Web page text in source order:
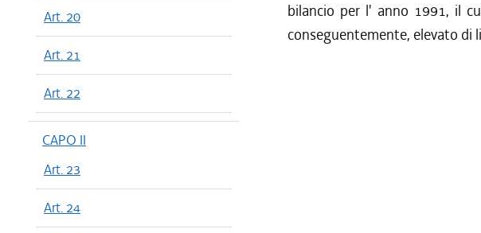
Art. 20
Art. 21
Art. 22
CAPO II
Art. 23
Art. 24
bilancio per l' anno 1991, il
conseguentemente, elevato di